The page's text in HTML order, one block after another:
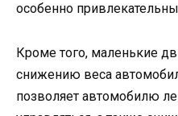
особенно
Кроме того, маленькие
снижению веса
позволяет автомобилю